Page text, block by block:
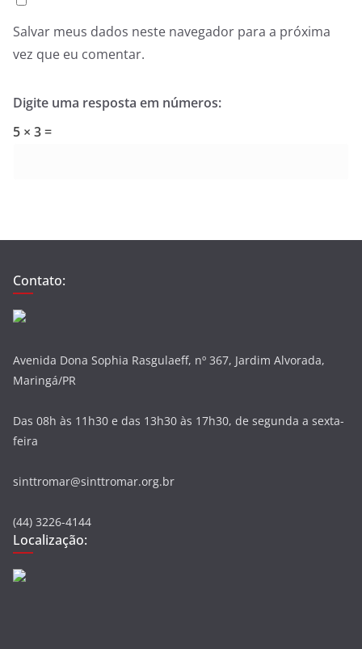
Salvar meus dados neste navegador para a próxima
vez que eu comentar.
Digite uma resposta em números:
5 × 3 =
Contato:
Avenida Dona Sophia Rasgulaeff, nº 367, Jardim Alvorada,
Maringá/PR
Das 08h às 11h30 e das 13h30 às 17h30, de segunda a sexta-
feira
sinttromar@sinttromar.org.br
(44) 3226-4144
Localização: